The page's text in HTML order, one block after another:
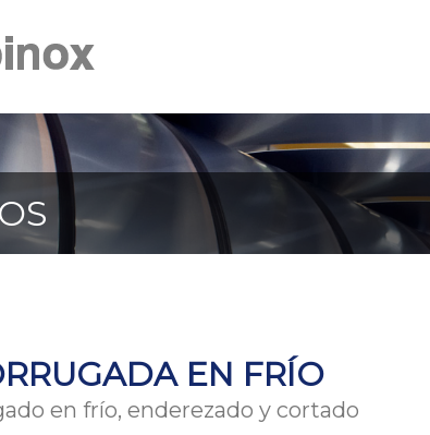
EN FRÍO
en frío, enderezado y cortado